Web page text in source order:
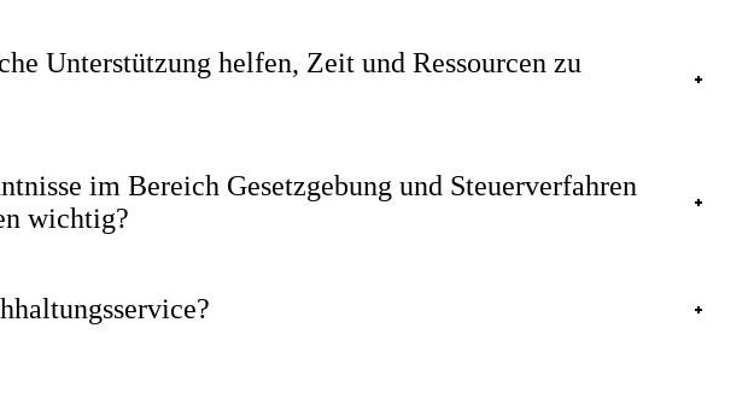
Unterstützung helfen, Zeit und Ressourcen zu
im Bereich Gesetzgebung und Steuerverfahren
wichtig?